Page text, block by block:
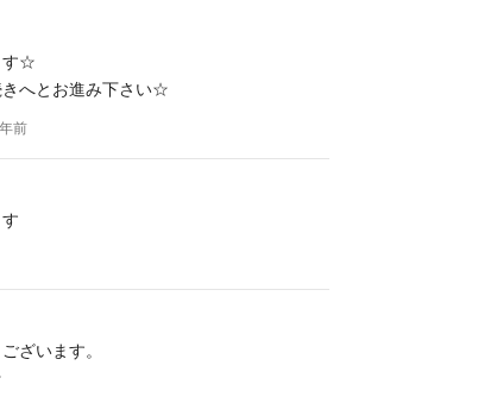
いものは省いて出品しているつもりですが、
ません。
す事、ご理解頂ける方のご購入をお願いした
、出品するのも大変なくらいあり、価格も忘
していますので、まとめて購入希望される場
頂きます☆
り確認が遅くなる方は、前もってご連絡頂き
す☆
へとお進み下さい☆
前
ざいます。